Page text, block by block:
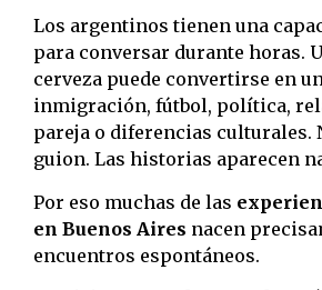
Los argentinos tienen una
para conversar durante horas.
cerveza puede convertirse en
inmigración, fútbol, política,
pareja o diferencias culturales.
guion. Las historias aparecen
Por eso muchas de las
en Buenos Aires nacen
encuentros espontáneos.